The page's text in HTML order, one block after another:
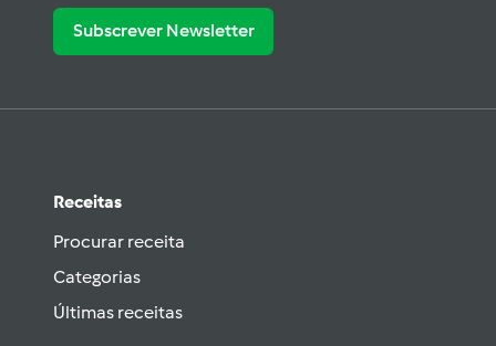
Subscrever Newsletter
Receitas
Procurar receita
Categorias
Últimas receitas